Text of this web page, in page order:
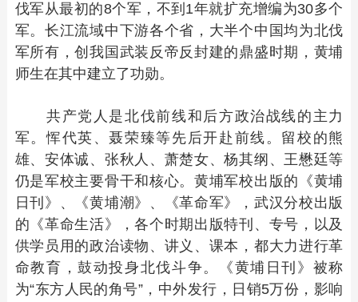
伐军从最初的8个军，不到1年就扩充增编为30多个
军。长江流域中下游各个省，大半个中国均为北伐
军所有，创我国武装反帝反封建的鼎盛时期，黄埔
师生在其中建立了功勋。
共产党人是北伐前线和后方政治战线的主力
军。恽代英、聂荣臻等先后开赴前线。留校的熊
雄、安体诚、张秋人、萧楚女、杨其纲、王懋廷等
仍是军校主要骨干和核心。黄埔军校出版的《黄埔
日刊》、《黄埔潮》、《革命军》，武汉分校出版
的《革命生活》，各个时期出版特刊、专号，以及
供学员用的政治读物、讲义、课本，都大力进行革
命教育，鼓动投身北伐斗争。《黄埔日刊》被称
为“东方人民的角号”，中外发行，日销5万份，影响